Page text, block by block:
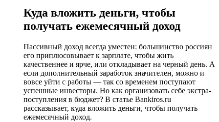
Куда вложить деньги, чтобы
получать ежемесячный доход
Пассивный доход всегда уместен: большинство россиян
его приплюсовывает к зарплате, чтобы жить
качественнее и ярче, или откладывает на черный день. А
если дополнительный заработок значителен, можно и
вовсе уйти с работы — так со временем поступают
успешные инвесторы. Но как организовать себе экстра-
поступления в бюджет? В статье Bankiros.ru
рассказывает, куда вложить деньги, чтобы получать
ежемесячный доход.